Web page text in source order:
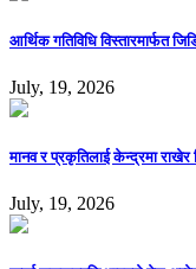
आर्थिक गतिविधि विस्तारमार्फत
July, 19, 2026
मानव र प्रकृतिलाई केन्द्रमा राखेर
July, 19, 2026